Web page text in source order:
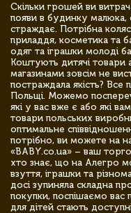
Скільки грошей ви
появи в будинку малюка,
страждає. Потрібна
приладдя, косметика та
одяг та іграшки молоді
Коштують дитячі товари
магазинами зовсім не
постраждала якість?
Польщі. Можемо
які у вас вже є або які
товари польських
оптимальне
потрібно, ви можете на
«BABY.co.ua» – ваш
хто знає, що на Алегро
взуття, іграшки та
досі зупиняла складна
покупки, поспішаємо вас
для дітей стають